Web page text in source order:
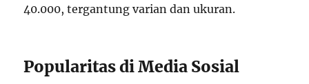
40.000, tergantung varian dan ukuran.
Popularitas di Media Sosial